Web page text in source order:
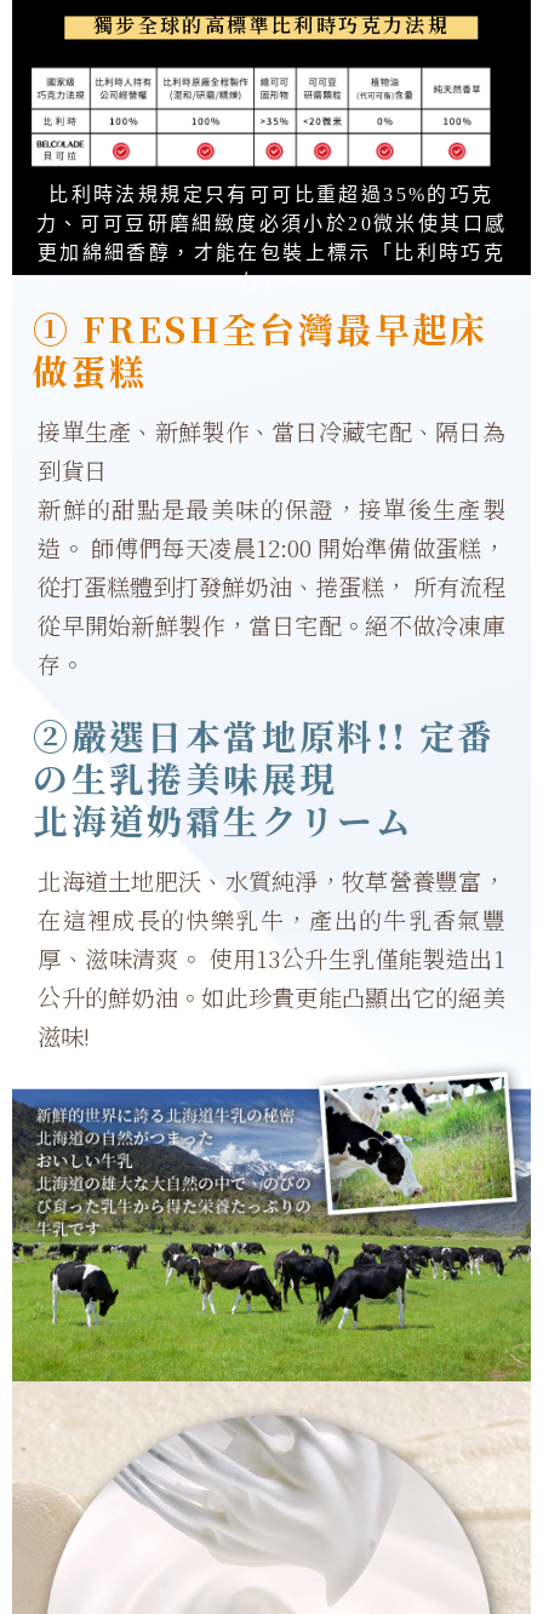
獨步全球的高標準比利時巧克力法規
比利時法規規定只有可可比重超過35%的巧克
力、可可豆研磨細緻度必須小於20微米使其口感
更加綿細香醇，才能在包裝上標示「比利時巧克
力」。
① FRESH全台灣最早起床
做蛋糕
接單生產、新鮮製作、當日冷藏宅配、隔日為
到貨日
新鮮的甜點是最美味的保證，接單後生產製
造。 師傅們每天凌晨12:00 開始準備做蛋糕，
從打蛋糕體到打發鮮奶油、捲蛋糕， 所有流程
從早開始新鮮製作，當日宅配。絕不做冷凍庫
存。
②嚴選日本當地原料!! 定番
の生乳捲美味展現
北海道奶霜生クリーム
北海道土地肥沃、水質純淨，牧草營養豐富，
在這裡成長的快樂乳牛，產出的牛乳香氣豐
厚、滋味清爽。 使用13公升生乳僅能製造出1
公升的鮮奶油。如此珍貴更能凸顯出它的絕美
滋味!